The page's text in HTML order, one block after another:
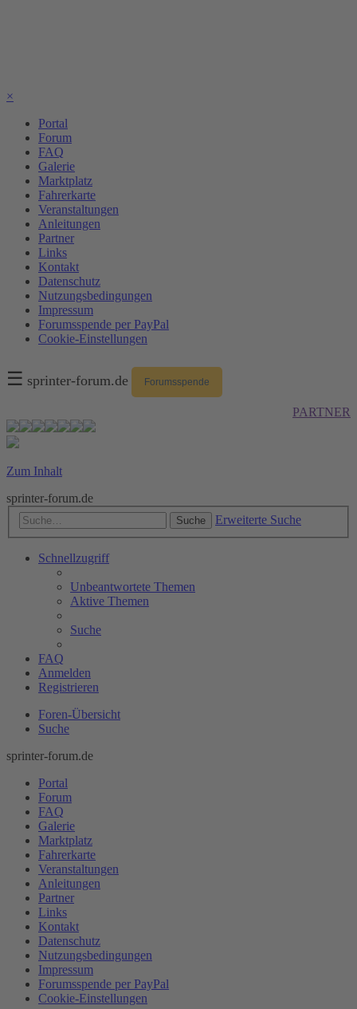
×
Portal
Forum
FAQ
Galerie
Marktplatz
Fahrerkarte
Veranstaltungen
Anleitungen
Partner
Links
Kontakt
Datenschutz
Nutzungsbedingungen
Impressum
Forumsspende per PayPal
Cookie-Einstellungen
☰ sprinter-forum.de Forumsspende
PARTNER
Zum Inhalt
sprinter-forum.de
Suche Erweiterte Suche
Schnellzugriff
Unbeantwortete Themen
Aktive Themen
Suche
FAQ
Anmelden
Registrieren
Foren-Übersicht
Suche
sprinter-forum.de
Portal
Forum
FAQ
Galerie
Marktplatz
Fahrerkarte
Veranstaltungen
Anleitungen
Partner
Links
Kontakt
Datenschutz
Nutzungsbedingungen
Impressum
Forumsspende per PayPal
Cookie-Einstellungen